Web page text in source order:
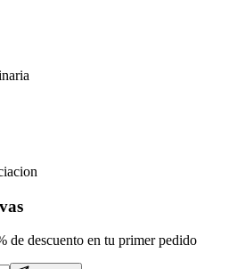
de descuento en tu primer pedido